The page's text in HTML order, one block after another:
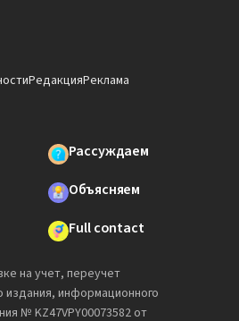
РедакцияРеклама
Рассуждаем
Объясняем
Full contact
на учет, переучет
издания, информационного
№ KZ47VPY00073582 от